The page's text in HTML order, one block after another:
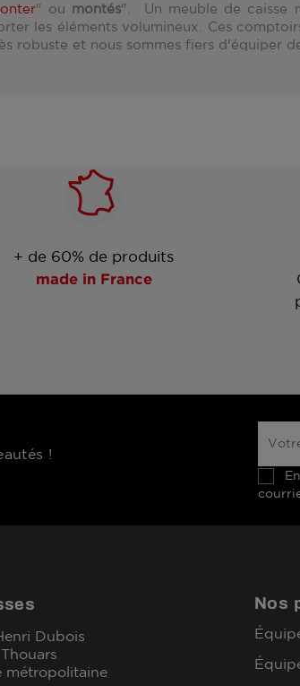
" ou montés". Un meuble de caisse
les éléments volumineux. Ces
robuste et nous sommes fiers d'équiper
+ de 60% de produits
made in France
!
Dubois
métropolitaine
Nos